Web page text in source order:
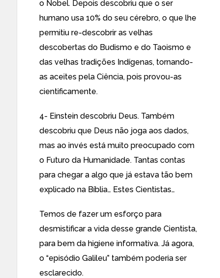
o Nobel. Depois descobriu que o ser
humano usa 10% do seu cérebro, o que lhe
permitiu re-descobrir as velhas
descobertas do Budismo e do Taoismo e
das velhas tradições Indígenas, tornando-
as aceites pela Ciência, pois provou-as
cientificamente.
4- Einstein descobriu Deus. Também
descobriu que Deus não joga aos dados,
mas ao invés está muito preocupado com
o Futuro da Humanidade. Tantas contas
para chegar a algo que já estava tão bem
explicado na Bíblia… Estes Cientistas…
Temos de fazer um esforço para
desmistificar a vida desse grande Cientista,
para bem da higiene informativa. Já agora,
o “episódio Galileu” também poderia ser
esclarecido.